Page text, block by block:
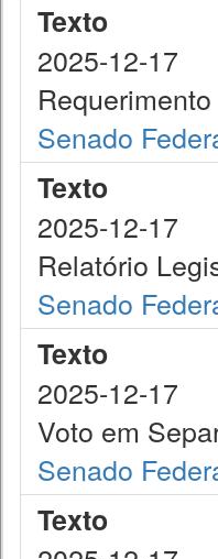
Texto
2025-12-17
Requerimento
Senado
Texto
2025-12-17
Relatório
Senado
Texto
2025-12-17
Voto em
Senado
Texto